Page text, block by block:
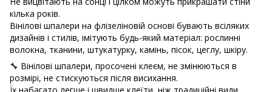
кілька років.
Вінілові шпалери на флізеліновій основі бувають всіляких
дизайнів і стилів, імітують будь-який матеріал: рослинні
волокна, тканини, штукатурку, камінь, пісок, цеглу, шкіру.
🔧 Вінілові шпалери, просочені клеєм, не змінюються в
розмірі, не стискуються після висихання.